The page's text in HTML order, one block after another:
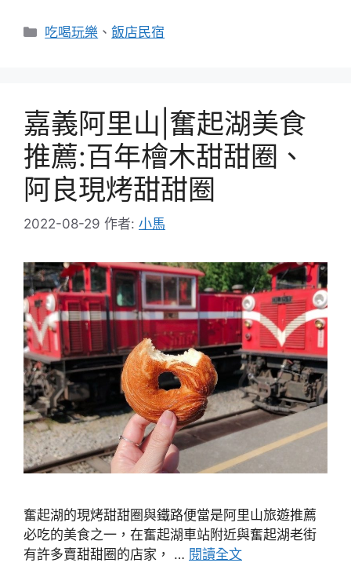
分
吃喝玩樂 、飯店民宿
嘉義阿里山|奮起湖美食
推薦:百年檜木甜甜圈、
阿良現烤甜甜圈
2022-08-29 作者: 小馬
奮起湖的現烤甜甜圈與鐵路便當是阿里山旅遊推薦
必吃的美食之一，在奮起湖車站附近與奮起湖老街
有許多賣甜甜圈的店家， … 閱讀全文